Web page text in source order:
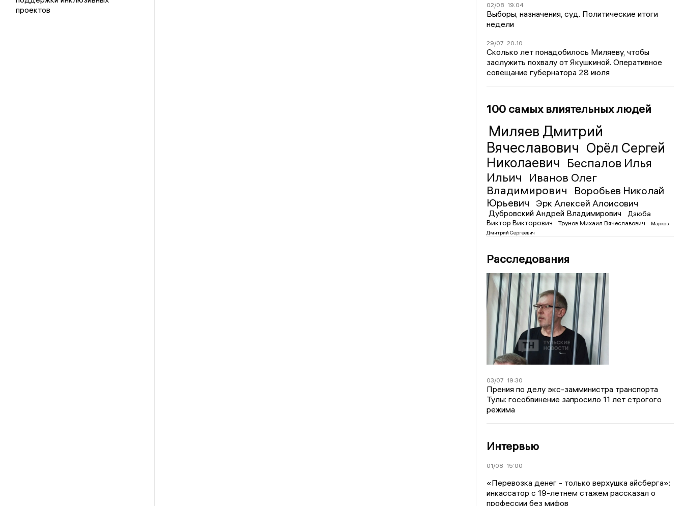
проектов
02/08 19:04
Выборы, назначения, суд. Политические итоги
недели
29/07 20:10
Сколько лет понадобилось Миляеву, чтобы
заслужить похвалу от Якушкиной. Оперативное
совещание губернатора 28 июля
100 самых влиятельных людей
Миляев Дмитрий
Вячеславович Орёл Сергей
Николаевич Беспалов Илья
Ильич
Иванов Олег
Владимирович
Воробьев Николай
Юрьевич
Эрк Алексей Алоисович
Дубровский Андрей Владимирович
Дзюба
Виктор Викторович
Трунов Михаил Вячеславович
Марков
Дмитрий Сергеевич
Расследования
03/07 19:30
Прения по делу экс-замминистра транспорта
Тулы: гособвинение запросило 11 лет строгого
режима
Интервью
01/08 15:00
«Перевозка денег - только верхушка айсберга»:
инкассатор с 19-летнем стажем рассказал о
профессии без мифов